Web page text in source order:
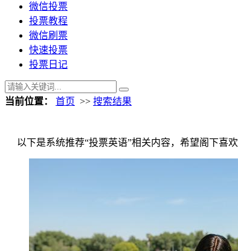
微信投票
投票教程
微信刷票
快速投票
投票日记
当前位置： 首页 >> 搜索结果
以下是系统推荐“投票英语”相关内容，希望阁下喜欢